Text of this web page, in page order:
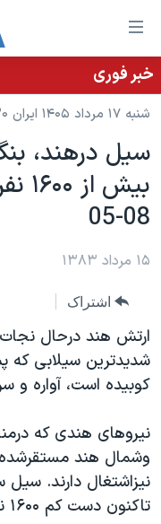
لینکهای
قابل
دسترسی
جهش
محتوای
اصلی
جهش
به
صفحه
جهش
به
جستجو
خانه
نسخه سبک وب‌سایت
موضوع ها
ایران
آمریکا
جهان
ویژه برنامه‌ها
ویدیوها
حقوق شهروندی
اقتصادی
علم و فناوری
برنامه های تلویزیونی
جدول برنامه ها
صفحه‌های ویژه
۲۵۰سالگی آمریکا
بایگانی برنامه‌های
انتخابات ریاست جمهوری
حمله جمهوری اسلامی
رمز مهسا
فرکانس‌های صدای
یادگیری زبان انگلیسی
خبر فوری
شنبه ۱۷ مرداد ۱۴۰۵ ایران ۱۹:۳۰
سيل درهند،
08-05
۱۵ مرداد ۱۳۸۳
اشتراک
ارتش هند درحال
شديدترين سيلابی که
کوبيده است، آواره و
نيروهای هندی که
وشمال هند مستقرشده
نيزاشتغال دارند.
تاکنون دست کم ۱۶۰۰ نفر را کشته است.